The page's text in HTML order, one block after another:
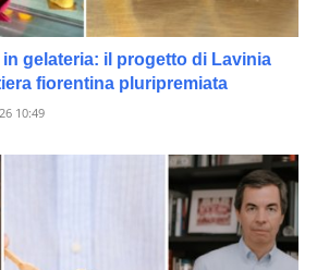
in gelateria: il progetto di Lavinia
fiorentina pluripremiata
10:49